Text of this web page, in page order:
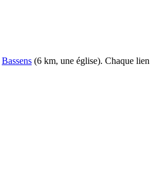
Bassens (6 km, une église). Chaque lien